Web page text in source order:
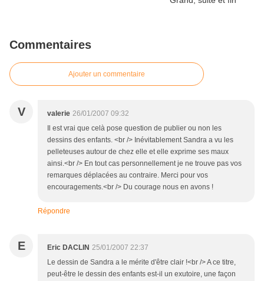
Commentaires
Ajouter un commentaire
V valerie 26/01/2007 09:32
Il est vrai que celà pose question de publier ou non les
dessins des enfants. <br /> Inévitablement Sandra a vu les
pelleteuses autour de chez elle et elle exprime ses maux
ainsi.<br /> En tout cas personnellement je ne trouve pas vos
remarques déplacées au contraire. Merci pour vos
encouragements.<br /> Du courage nous en avons !
Répondre
E Eric DACLIN 25/01/2007 22:37
Le dessin de Sandra a le mérite d'être clair !<br /> A ce titre,
peut-être le dessin des enfants est-il un exutoire, une façon